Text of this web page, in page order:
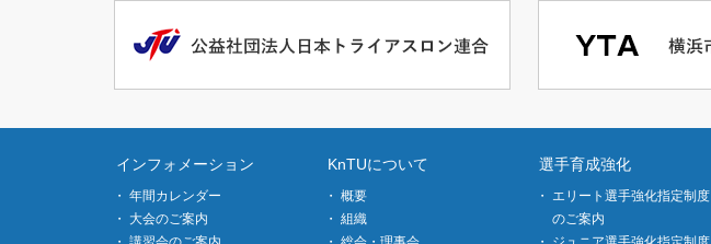
インフォメーション
年間カレンダー
大会のご案内
KnTUについて
概要
組織
選手育成強化
エリート選手強化指定制度
のご案内